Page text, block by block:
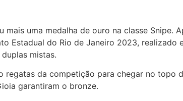
uma medalha de ouro na classe Snipe.
Estadual do Rio de Janeiro 2023, realizado
mistas.
da competição para chegar no topo
garantiram o bronze.